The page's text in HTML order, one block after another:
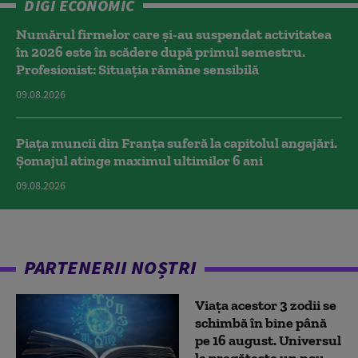
DIGI ECONOMIC
Numărul firmelor care și-au suspendat activitatea
în 2026 este în scădere după primul semestru.
Profesionist: Situația rămâne sensibilă
09.08.2026
Piața muncii din Franța suferă la capitolul angajări.
Șomajul atinge maximul ultimilor 6 ani
09.08.2026
PARTENERII NOȘTRI
Viața acestor 3 zodii se
schimbă în bine până
pe 16 august. Universul